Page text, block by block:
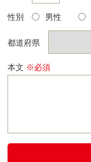
性別 男性
都道府県
本文 ※必須